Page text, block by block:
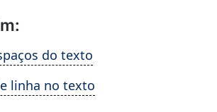
do texto
linha no texto